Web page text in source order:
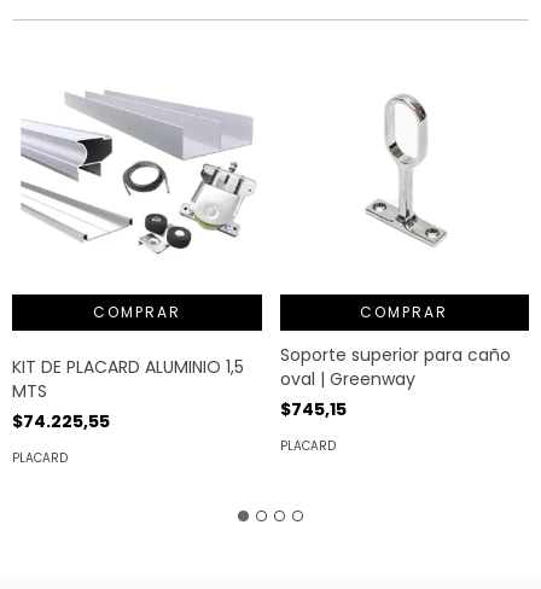
KIT DE PLACARD ALUMINIO 1,5
MTS
$74.225,55
PLACARD
COMPRAR
Soporte superior para caño
oval | Greenway
$745,15
PLACARD